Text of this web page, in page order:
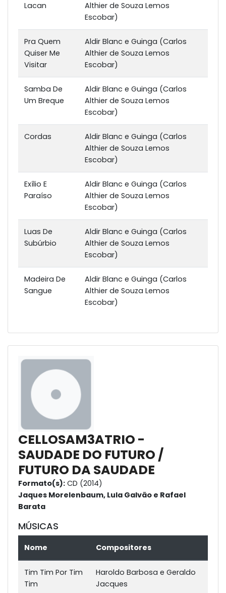
Lacan
Althier de Souza Lemos
Escobar)
Pra Quem
Quiser Me
Visitar
Aldir Blanc e Guinga (Carlos
Althier de Souza Lemos
Escobar)
Samba De
Um Breque
Aldir Blanc e Guinga (Carlos
Althier de Souza Lemos
Escobar)
Cordas
Aldir Blanc e Guinga (Carlos
Althier de Souza Lemos
Escobar)
Exílio E
Paraíso
Aldir Blanc e Guinga (Carlos
Althier de Souza Lemos
Escobar)
Luas De
Subúrbio
Aldir Blanc e Guinga (Carlos
Althier de Souza Lemos
Escobar)
Madeira De
Sangue
Aldir Blanc e Guinga (Carlos
Althier de Souza Lemos
Escobar)
CELLOSAM3ATRIO -
SAUDADE DO FUTURO /
FUTURO DA SAUDADE
Formato(s): CD (2014)
Jaques Morelenbaum, Lula Galvão e Rafael
Barata
MÚSICAS
Nome Compositores
Tim Tim Por Tim
Tim
Haroldo Barbosa e Geraldo
Jacques